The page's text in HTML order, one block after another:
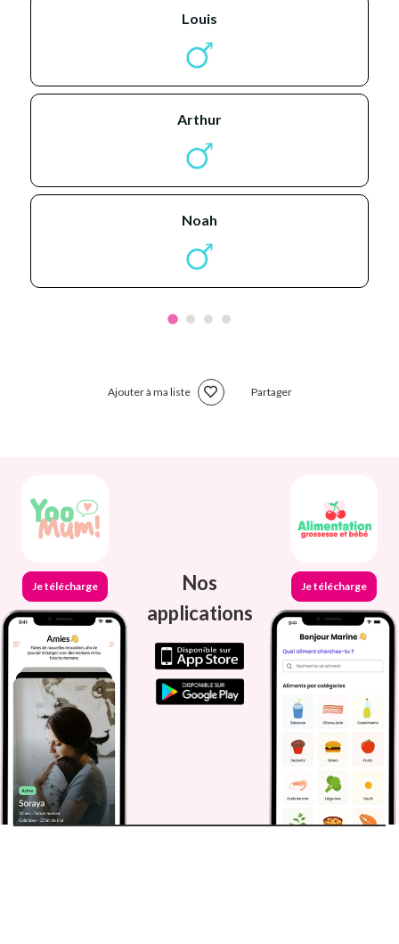
louis
arthur
noah
Ajouter à ma liste Partager
Je télécharge
Nos
applications
Je télécharge